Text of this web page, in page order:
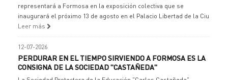
representará a Formosa en la exposición colectiva que se
inaugurará el próximo 13 de agosto en el Palacio Libertad de la Ciu
Leer más
12-07-2026
PERDURAR EN EL TIEMPO SIRVIENDO A FORMOSA ES LA
CONSIGNA DE LA SOCIEDAD "CASTAÑEDA"